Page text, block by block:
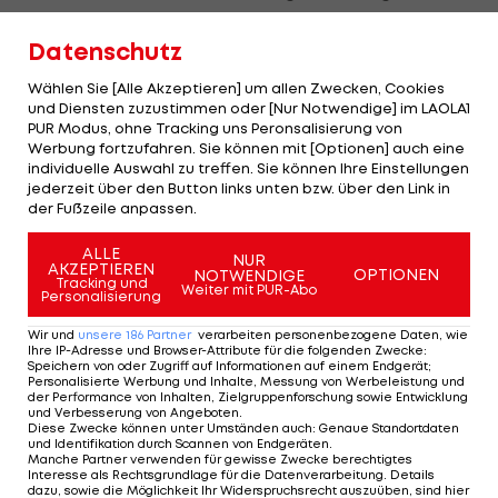
anschauen und alles zusammen auf einen grünen
Nenner bringen."
"Durchputzen" für einen freien Kopf
Freilich gebe es in der komplexen Sportart
Skispringenkein Allheilmittel: "Es ist leider nicht so,
dass immer das Gleiche hilft. Das ändert sich oft
von Station zu Station, von Monat zu Monat - da
muss man immer wieder auf der Hut sein, dass
man die richtige Hocke findet. Das ist nicht so
einfach." Das gehe auch nur mit einem freien Kopf,
den hat sich der Weltmeister zu Neujahr beim
Langlaufen geholt. "Ich bin ein bisschen schneller
gelaufen als sonst, ein bisschen zum Durchputzen."
Datenschutz
Wählen Sie [Alle Akzeptieren] um allen Zwecken, Cookies
und Diensten zuzustimmen oder [Nur Notwendige] im LAOLA1
PUR Modus, ohne Tracking uns Peronsalisierung von
Werbung fortzufahren. Sie können mit [Optionen] auch eine
individuelle Auswahl zu treffen. Sie können Ihre Einstellungen
jederzeit über den Button links unten bzw. über den Link in
der Fußzeile anpassen.
ALLE
AKZEPTIEREN
Tracking und
Personalisierung
NUR
NOTWENDIGE
Weiter mit PUR-Abo
OPTIONEN
Wir und unsere 186 Partner verarbeiten personenbezogene Daten, wie
Ihre IP-Adresse und Browser-Attribute für die folgenden Zwecke:
Speichern von oder Zugriff auf Informationen auf einem Endgerät;
Personalisierte Werbung und Inhalte, Messung von Werbeleistung und
der Performance von Inhalten, Zielgruppenforschung sowie Entwicklung
und Verbesserung von Angeboten
Diese Zwecke können unter Umständen auch: Genaue Standortdaten
und Identifikation durch Scannen von Endgeräten
Manche Partner verwenden für gewisse Zwecke berechtigtes
Interesse als Rechtsgrundlage für die Datenverarbeitung. Details
dazu, sowie die Möglichkeit Ihr Widerspruchsrecht auszuüben, sind hier